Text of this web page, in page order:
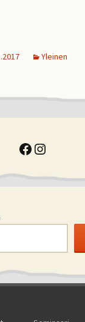
Yleinen
Facebook
Instagram